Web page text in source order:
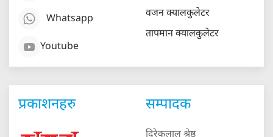
Whatsapp
Youtube
वजन क्यालकुलेटर
तापमान क्यालकुलेटर
प्रकाशनहरु सम्पादक